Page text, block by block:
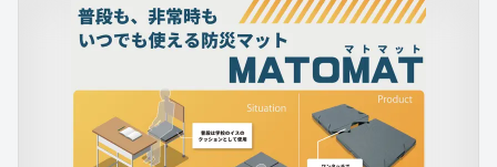
運用イメージ、防臭性能をご紹介します。